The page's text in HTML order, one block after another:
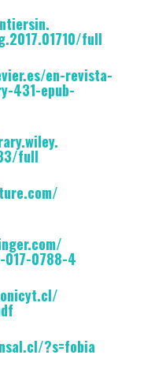
2017.01710/full
en-revista-
431-epub-
full
0788-4
?s=fobia